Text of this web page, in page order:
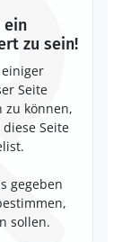
ein
zu sein!
Seite
zu können,
Seite
gegeben
sollen.